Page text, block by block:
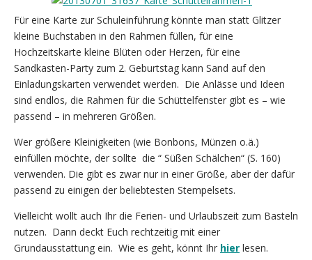
Für eine Karte zur Schuleinführung könnte man statt Glitzer
kleine Buchstaben in den Rahmen füllen, für eine
Hochzeitskarte kleine Blüten oder Herzen, für eine
Sandkasten-Party zum 2. Geburtstag kann Sand auf den
Einladungskarten verwendet werden. Die Anlässe und Ideen
sind endlos, die Rahmen für die Schüttelfenster gibt es – wie
passend – in mehreren Größen.
Wer größere Kleinigkeiten (wie Bonbons, Münzen o.ä.)
einfüllen möchte, der sollte die “ Süßen Schälchen“ (S. 160)
verwenden. Die gibt es zwar nur in einer Größe, aber der dafür
passend zu einigen der beliebtesten Stempelsets.
Vielleicht wollt auch Ihr die Ferien- und Urlaubszeit zum Basteln
nutzen. Dann deckt Euch rechtzeitig mit einer
Grundausstattung ein. Wie es geht, könnt Ihr hier lesen.